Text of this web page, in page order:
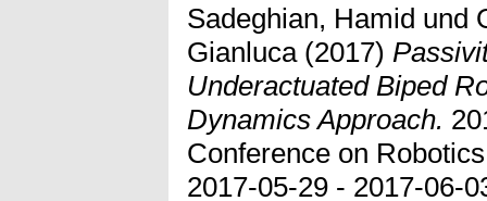
Sadeghian, Hamid und
Gianluca(2017)
Underactuated Biped
Dynamics Approach.
Conference on
2017-05-29 - 2017-06-